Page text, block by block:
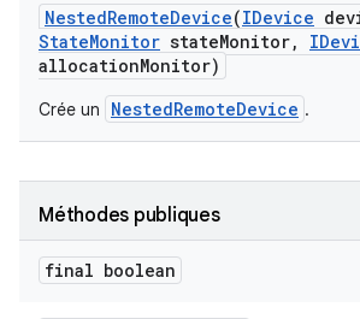
NestedRemoteDevice(IDevice
StateMonitor stateMonitor,
allocationMonitor)
Crée un NestedRemoteDevice .
Méthodes publiques
final boolean